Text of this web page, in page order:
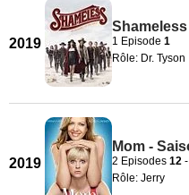
2019 1 Episode 1
Rôle: Dr. Tyson
2019
Mom -
2 Episodes 12 -
Rôle: Jerry